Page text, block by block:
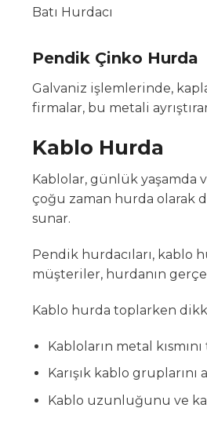
Batı Hurdacı
Pendik Çinko Hurda
Galvaniz işlemlerinde,
firmalar, bu metali
Kablo Hurda
Kablolar, günlük yaşamda
çoğu zaman hurda olarak
sunar.
Pendik hurdacıları, kablo
müşteriler, hurdanın
Kablo hurda toplarken
Kabloların metal
Karışık kablo gruplarını
Kablo uzunluğunu ve